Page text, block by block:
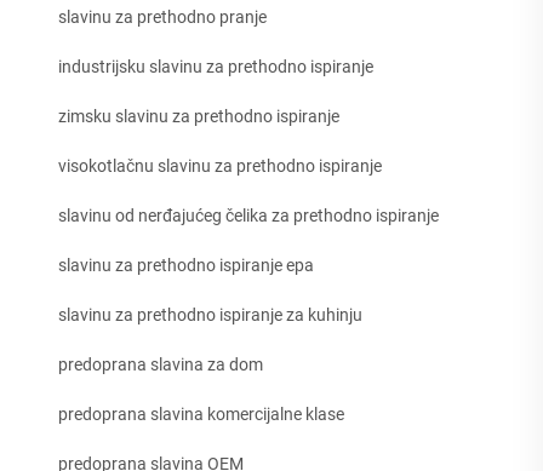
slavinu za prethodno pranje
industrijsku slavinu za prethodno ispiranje
zimsku slavinu za prethodno ispiranje
visokotlačnu slavinu za prethodno ispiranje
slavinu od nerđajućeg čelika za prethodno ispiranje
slavinu za prethodno ispiranje epa
slavinu za prethodno ispiranje za kuhinju
predoprana slavina za dom
predoprana slavina komercijalne klase
predoprana slavina OEM